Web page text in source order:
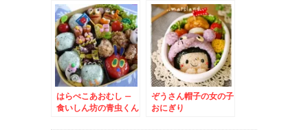
はらぺこあおむし –
食いしん坊の青虫くん
ぞうさん帽子の女の子
おにぎり